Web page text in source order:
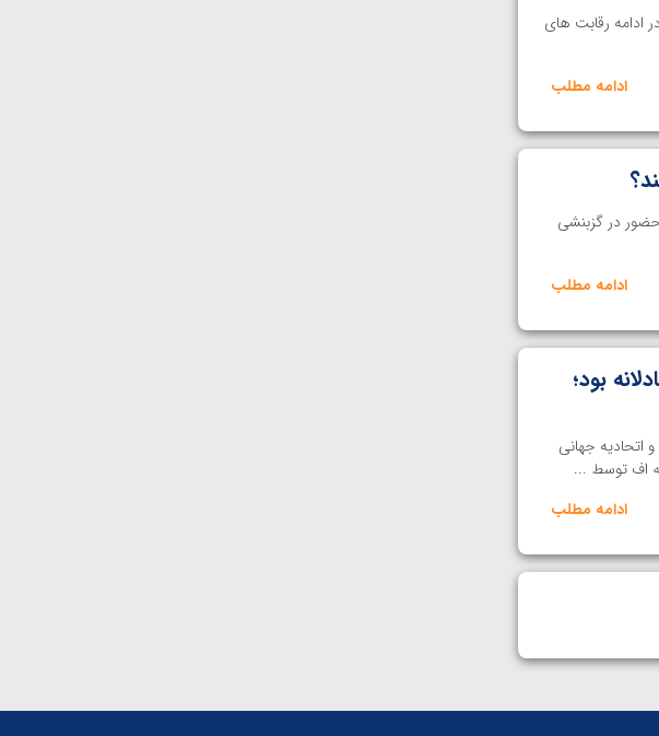
ادامه رقابت های
ادامه مطلب
در گزبنشی
ادامه مطلب
بود؛
اتحادیه جهانی
اف توسط ...
ادامه مطلب